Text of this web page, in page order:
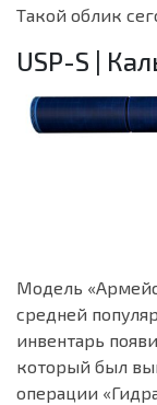
Такой облик
USP-S |
Модель
средней
инвентарь
который был
операции